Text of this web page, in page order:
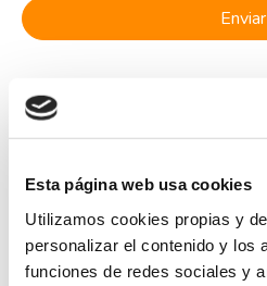
Esta página web usa cookies
Utilizamos cookies propias y
personalizar el contenido y los
funciones de redes sociales y